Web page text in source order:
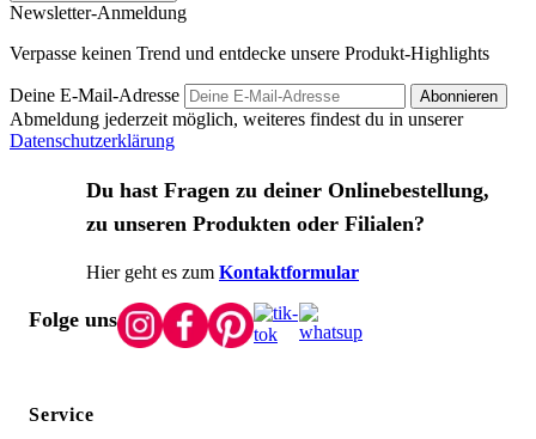
Newsletter-Anmeldung
Verpasse keinen Trend und entdecke unsere Produkt-Highlights
Deine E-Mail-Adresse Abonnieren
Abmeldung jederzeit möglich, weiteres findest du in unserer
Datenschutzerklärung
Du hast Fragen zu deiner Onlinebestellung,
zu unseren Produkten oder Filialen?
Hier geht es zum Kontaktformular
Folge uns
Service